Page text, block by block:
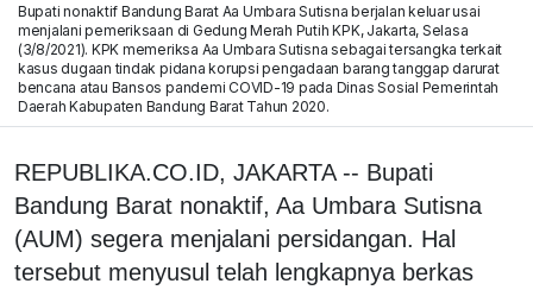
Bupati nonaktif Bandung Barat Aa Umbara Sutisna berjalan keluar usai
menjalani pemeriksaan di Gedung Merah Putih KPK, Jakarta, Selasa
(3/8/2021). KPK memeriksa Aa Umbara Sutisna sebagai tersangka terkait
kasus dugaan tindak pidana korupsi pengadaan barang tanggap darurat
bencana atau Bansos pandemi COVID-19 pada Dinas Sosial Pemerintah
Daerah Kabupaten Bandung Barat Tahun 2020.
REPUBLIKA.CO.ID, JAKARTA -- Bupati
Bandung Barat nonaktif, Aa Umbara Sutisna
(AUM) segera menjalani persidangan. Hal
tersebut menyusul telah lengkapnya berkas